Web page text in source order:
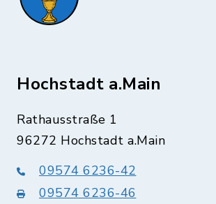
Hochstadt a.Main
Rathausstraße 1
96272 Hochstadt a.Main
09574 6236-42
09574 6236-46